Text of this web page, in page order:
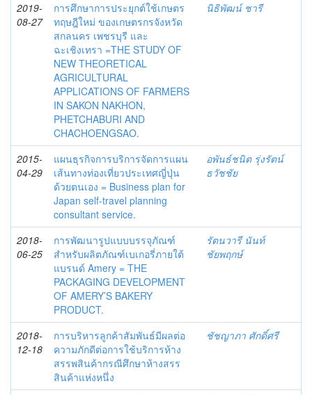
2019-
08-27
การศึกษาการประยุกต์ใช้เกษตร
ทฤษฎีใหม่ ของเกษตรกรจังหวัด
สกลนคร เพชรบุรี และ
ฉะเชิงเทรา =THE STUDY OF
NEW THEORETICAL
AGRICULTURAL
APPLICATIONS OF FARMERS
IN SAKON NAKHON,
PHETCHABURI AND
CHACHOENGSAO.
นิธิพัฒน์ ชารี
2015-
04-29
แผนธุรกิจการบริการจัดการแผน
เส้นทางท่องเที่ยวประเทศญี่ปุ่น
ด้วยตนเอง = Business plan for
Japan self-travel planning
consultant service.
อพันธ์ชนิต รุ่งรัตน์
ธวัชชัย
2018-
06-25
การพัฒนารูปแบบบรรจุภัณฑ์
สำหรับผลิตภัณฑ์เบเกอรี่ภายใต้
แบรนด์ Amery = THE
PACKAGING DEVELOPMENT
OF AMERY’S BAKERY
PRODUCT.
รัตนวารี นันท์
ชัยพฤกษ์
2018-
12-18
การบริหารลูกค้าสัมพันธ์มีผลต่อ
ความภักดีต่อการใช้บริการห้าง
สรรพสินค้ากรณีศึกษาห้างสรร
สินค้าแห่งหนึ่ง
ชัชญาภา ศักดิ์ศรี